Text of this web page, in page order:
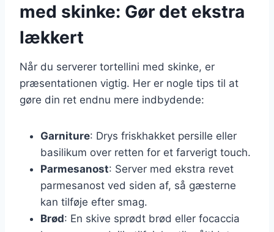
med skinke: Gør det ekstra
lækkert
Når du serverer tortellini med skinke, er
præsentationen vigtig. Her er nogle tips til at
gøre din ret endnu mere indbydende:
Garniture: Drys friskhakket persille eller
basilikum over retten for et farverigt touch.
Parmesanost: Server med ekstra revet
parmesanost ved siden af, så gæsterne
kan tilføje efter smag.
Brød: En skive sprødt brød eller focaccia